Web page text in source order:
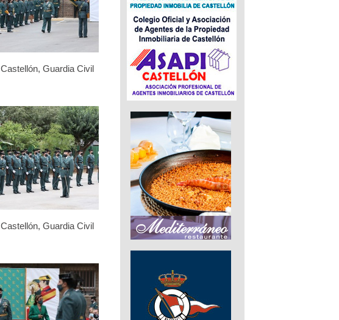
Castellón, Guardia Civil
Castellón, Guardia Civil